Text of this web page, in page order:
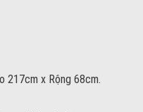
217cm x Rộng 68cm.